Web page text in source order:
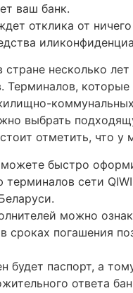
ваш банк.
отклика от
несколько
Терминалов,
выбрать
отметить, что
быстро
сети
можно
сроках погашения
будет паспорт, а
ответа